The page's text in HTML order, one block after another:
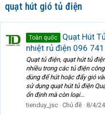
quạt hút gió tủ điện
Toàn quốc
Quạt Hút
nhiệt rủ điện 096
Quạt tủ điện, quạt hút tủ
nhiều trong các tủ điện
dùng để hút hoặc đẩy gió
sử dụng quạt hút tủ điện
ổn định mà còn loại...
tienduy_jsc Chủ đề 8/4/24